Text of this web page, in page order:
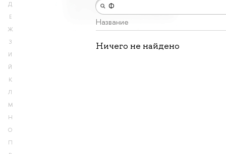
Д
Е
Ж
З
И
Й
К
Л
М
Н
О
П
Название
Ничего не найдено